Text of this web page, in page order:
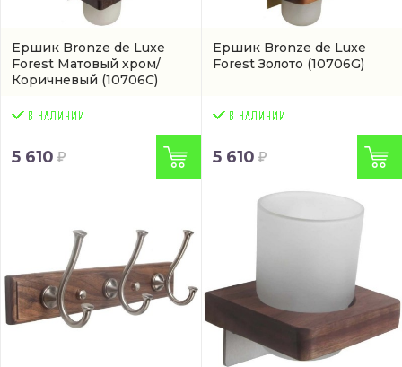
Ершик Bronze de Luxe
Forest Матовый хром/
Коричневый (10706C)
5 610
Ершик Bronze de Luxe
Forest Золото (10706G)
5 610